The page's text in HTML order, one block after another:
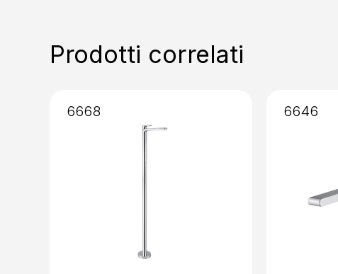
Prodotti correlati
6668 6646